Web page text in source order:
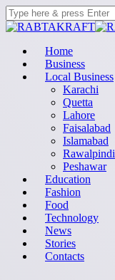
Home
Business
Local Business
Karachi
Quetta
Lahore
Faisalabad
Islamabad
Rawalpindi
Peshawar
Education
Fashion
Food
Technology
News
Stories
Contacts